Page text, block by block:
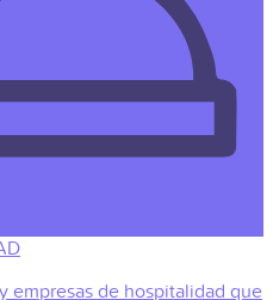
empresas de hospitalidad que